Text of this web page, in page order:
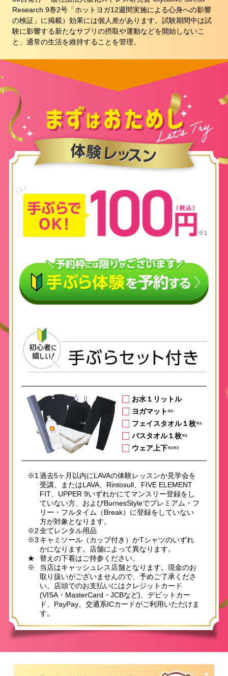
Research 9巻2号「ホットヨガ12週間実施による心身への影響
の検証」に掲載）効果には個人差があります。試験期間中は試
験に影響する新たなサプリの摂取や運動などを開始しないこ
と、通常の生活を維持することを管理。
お水１リットル
ヨガマット ※2
フェイスタオル１枚※2
バスタオル１枚※2
ウェア上下※2※3
※1過去5ヶ月以内にLAVAの体験レッスンか見学会を
受講、またはLAVA、Rintosull、FIVE ELEMENT
FIT、UPPER 9いずれかにてマンスリー登録をし
ていない方、およびBurnesStyleでプレミアム・フ
リー・フルタイム（Break）に登録をしていない
方が対象となります。
※2全てレンタル用品
※3 キャミソール（カップ付き）かTシャツのいずれ
かになります。店舗によって異なります。
★
替えの下着はご持参ください。
※
当店はキャッシュレス店舗となります。現金のお
取り扱いがございませんので、予めご了承くださ
い。店頭でのお支払いにはクレジットカード
(VISA・MasterCard・JCBなど)、デビットカー
ド、PayPay、交通系ICカードがご利用いただけま
す。